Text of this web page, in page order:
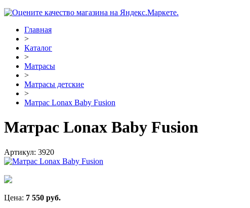
Главная
>
Каталог
>
Матрасы
>
Матрасы детские
>
Матрас Lonax Baby Fusion
Матрас Lonax Baby Fusion
Артикул: 3920
Цена: 7 550 руб.